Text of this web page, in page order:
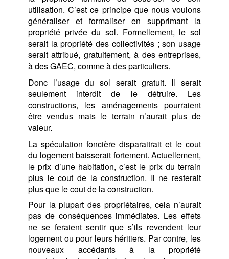
utilisation. C’est ce principe que nous voulons
généraliser et formaliser en supprimant la
propriété privée du sol. Formellement, le sol
serait la propriété des collectivités ; son usage
serait attribué, gratuitement, à des entreprises,
à des GAEC, comme à des particuliers.
Donc l’usage du sol serait gratuit. Il serait
seulement interdit de le détruire. Les
constructions, les aménagements pourraient
être vendus mais le terrain n’aurait plus de
valeur.
La spéculation foncière disparaitrait et le cout
du logement baisserait fortement. Actuellement,
le prix d’une habitation, c’est le prix du terrain
plus le cout de la construction. Il ne resterait
plus que le cout de la construction.
Pour la plupart des propriétaires, cela n’aurait
pas de conséquences immédiates. Les effets
ne se feraient sentir que s’ils revendent leur
logement ou pour leurs héritiers. Par contre, les
nouveaux accédants à la propriété